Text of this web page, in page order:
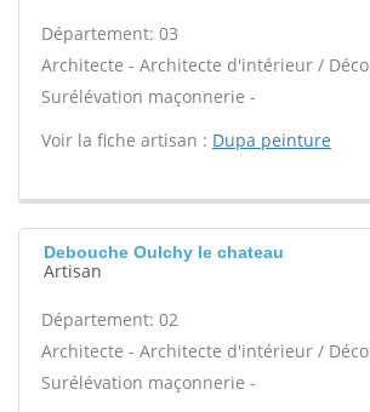
Département: 03
Architecte - Architecte d'intérieur /
Surélévation maçonnerie -
Voir la fiche artisan : Dupa peinture
Debouche Oulchy le chateau
Artisan
Département: 02
Architecte - Architecte d'intérieur /
Surélévation maçonnerie -